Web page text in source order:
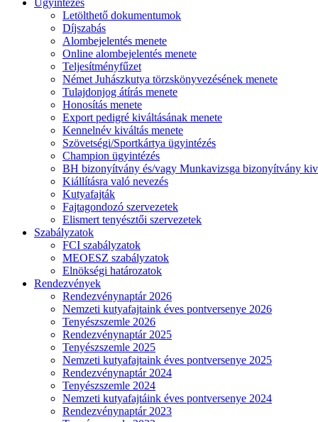
Ügyintézés
Letölthető dokumentumok
Díjszabás
Alombejelentés menete
Online alombejelentés menete
Teljesítményfűzet
Német Juhászkutya törzskönyvezésének menete
Tulajdonjog átírás menete
Honosítás menete
Export pedigré kiváltásának menete
Kennelnév kiváltás menete
Szövetségi/Sportkártya ügyintézés
Champion ügyintézés
BH bizonyítvány és/vagy Munkavizsga bizonyítvány
Kiállításra való nevezés
Kutyafajták
Fajtagondozó szervezetek
Elismert tenyésztői szervezetek
Szabályzatok
FCI szabályzatok
MEOESZ szabályzatok
Elnökségi határozatok
Rendezvények
Rendezvénynaptár 2026
Nemzeti kutyafajtaink éves pontversenye 2026
Tenyészszemle 2026
Rendezvénynaptár 2025
Tenyészszemle 2025
Nemzeti kutyafajtaink éves pontversenye 2025
Rendezvénynaptár 2024
Tenyészszemle 2024
Nemzeti kutyafajtáink éves pontversenye 2024
Rendezvénynaptár 2023